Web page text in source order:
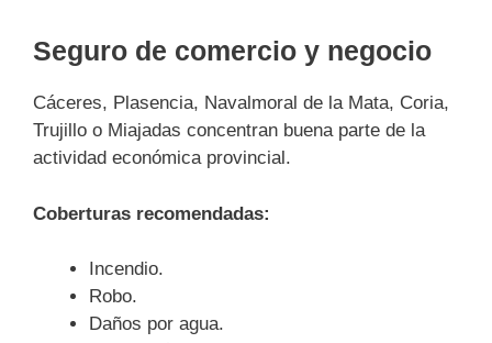
Seguro de comercio y negocio
Cáceres, Plasencia, Navalmoral de la Mata, Coria,
Trujillo o Miajadas concentran buena parte de la
actividad económica provincial.
Coberturas recomendadas:
Incendio.
Robo.
Daños por agua.